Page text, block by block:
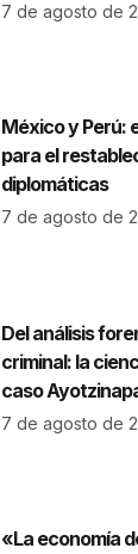
7 de agosto de
México y Perú:
para el
diplomáticas
7 de agosto de
Del análisis
criminal: la
caso
7 de agosto de
«La economía